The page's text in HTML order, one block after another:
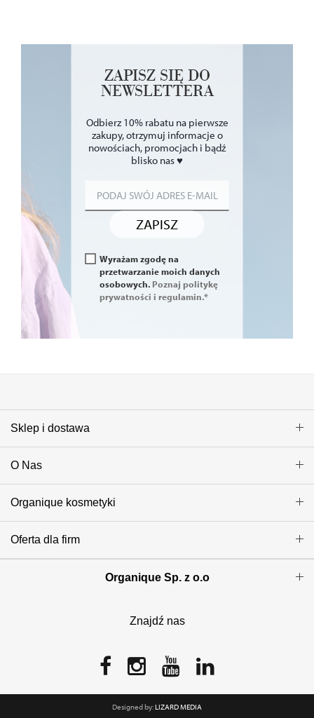
ZAPISZ SIĘ DO
NEWSLETTERA
Odbierz 10% rabatu na pierwsze
zakupy, otrzymuj informacje o
nowościach, promocjach i bądź
blisko nas ♥
ZAPISZ
Wyrażam zgodę na
przetwarzanie moich danych
osobowych. Poznaj politykę
prywatności i regulamin.*
Sklep i dostawa
O Nas
Organique kosmetyki
Oferta dla firm
Organique Sp. z o.o
Znajdź nas
Designed by:LIZARD MEDIA